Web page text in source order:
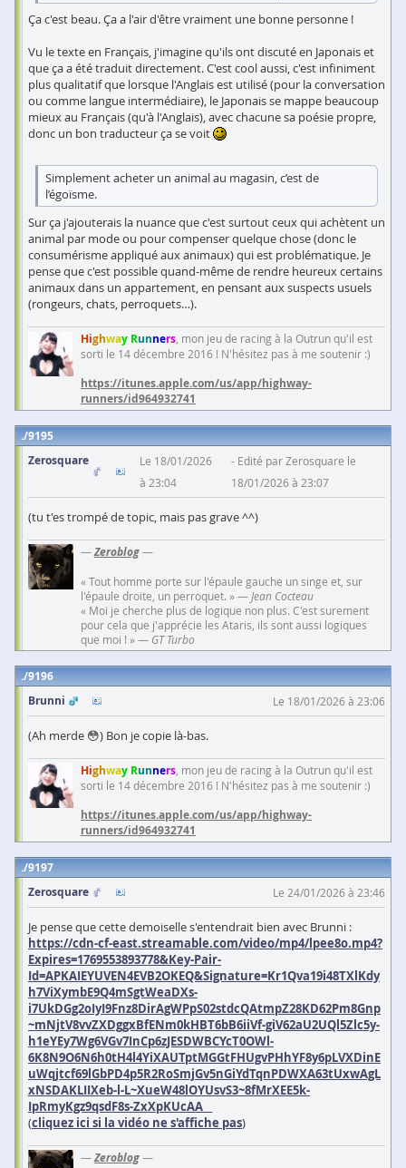
Ça c'est beau. Ça a l'air d'être vraiment une bonne personne !
Vu le texte en Français, j'imagine qu'ils ont discuté en Japonais et
que ça a été traduit directement. C'est cool aussi, c'est infiniment
plus qualitatif que lorsque l'Anglais est utilisé (pour la conversation
ou comme langue intermédiaire), le Japonais se mappe beaucoup
mieux au Français (qu'à l'Anglais), avec chacune sa poésie propre,
donc un bon traducteur ça se voit
Simplement acheter un animal au magasin, c’est de
l’égoïsme.
Sur ça j'ajouterais la nuance que c'est surtout ceux qui achètent un
animal par mode ou pour compenser quelque chose (donc le
consumérisme appliqué aux animaux) qui est problématique. Je
pense que c'est possible quand-même de rendre heureux certains
animaux dans un appartement, en pensant aux suspects usuels
(rongeurs, chats, perroquets…).
Highway Runners , mon jeu de racing à la Outrun qu'il est
sorti le 14 décembre 2016 ! N'hésitez pas à me soutenir :)
https://itunes.apple.com/us/app/highway-
runners/id964932741
9195
Zerosquare
Le 18/01/2026
à 23:04
Edité par Zerosquare le
18/01/2026 à 23:07
(tu t'es trompé de topic, mais pas grave ^^)
—Zeroblog—
« Tout homme porte sur l'épaule gauche un singe et, sur
l'épaule droite, un perroquet. » — Jean Cocteau
« Moi je cherche plus de logique non plus. C'est surement
pour cela que j'apprécie les Ataris, ils sont aussi logiques
que moi ! » — GT Turbo
9196
Brunni
Le 18/01/2026 à 23:06
(Ah merde 😳) Bon je copie là-bas.
Highway Runners , mon jeu de racing à la Outrun qu'il est
sorti le 14 décembre 2016 ! N'hésitez pas à me soutenir :)
https://itunes.apple.com/us/app/highway-
runners/id964932741
9197
Zerosquare
Le 24/01/2026 à 23:46
Je pense que cette demoiselle s'entendrait bien avec Brunni :
https://cdn-cf-east.streamable.com/video/mp4/lpee8o.mp4?
Expires=1769553893778&Key-Pair-
Id=APKAIEYUVEN4EVB2OKEQ&Signature=Kr1Qva19i48TXlKdy
h7ViXymbE9Q4mSgtWeaDXs-
i7UkDGg2oIyI9Fnz8DirAgWPpS02stdcQAtmpZ28KD62Pm8Gnp
~mNjtV8vvZXDggxBfENm0kHBT6bB6iiVf-giV62aU2UQl5Zlc5y-
h1eYEy7Wg6VGv7InCp6zJESDWBCYcT0OWl-
6K8N9O6N6h0tH4l4YiXAUTptMGGtFHUgvPHhYF8y6pLVXDinE
uWqjtcf69lGbPD4p5R2RoSmjGv5nGiYdTqnPDWXA63tUxwAgL
xNSDAKLIIXeb-l-L~XueW48lOYUsvS3~8fMrXEE5k-
IpRmyKgz9qsdF8s-ZxXpKUcAA__
(cliquez ici si la vidéo ne s'affiche pas)
—Zeroblog—